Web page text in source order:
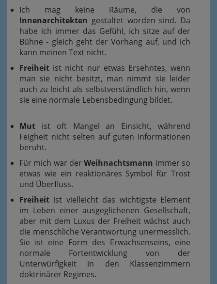
Ich mag keine Räume, die von
Innenarchitekten gestaltet worden sind. Da
habe ich immer das Gefühl, ich sitze auf der
Bühne - gleich geht der Vorhang auf, und ich
kann meinen Text nicht.
Freiheit ist nicht nur etwas Ersehntes, wenn
man sie nicht besitzt, man nimmt sie leider
auch zu leicht als selbstverständlich hin, wenn
sie eine normale Lebensbedingung bildet.
Mut ist oft Mangel an Einsicht, während
Feigheit nicht selten auf guten Informationen
beruht.
Für mich war derWeihnachtsmann immer so
etwas wie ein reaktionäres Symbol für Trost
und Überfluss.
Freiheit ist vielleicht das wichtigste Element
im Leben einer ausgeglichenen Gesellschaft,
aber mit dem Luxus der Freiheit wächst auch
die menschliche Verantwortung unermesslich.
Sie ist eine Form des Erwachsenseins, eine
normale Fortentwicklung von der
Unterwürfigkeit in den Klassenzimmern
doktrinärer Regimes.